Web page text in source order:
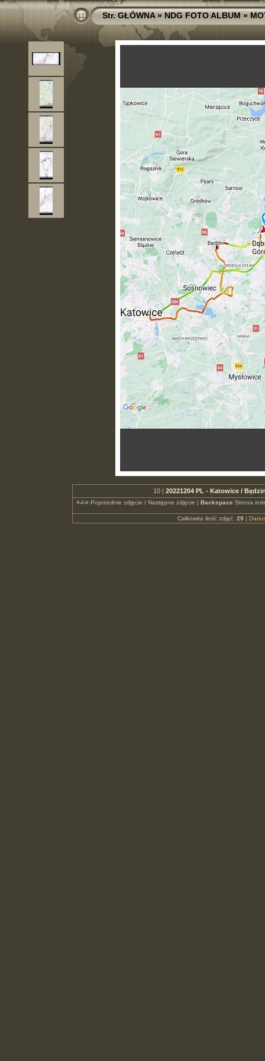
Str. GŁÓWNA»NDG FOTO ALBUM»
10 | 20221204 PL - Katowice /
<-/->Poprzednie zdjęcie / Następne zdjęcie | Backspace Strona
Całkowita ilość zdjęć: 29 |